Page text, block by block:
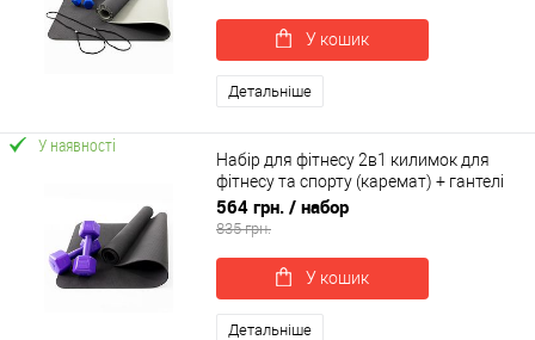
У кошик
Детальніше
У наявності
Набір для фітнесу 2в1 килимок для
фітнесу та спорту (каремат) + гантелі
2шт по 2 кг OSPORT Set 4 (n-0035)
564 грн. / набор
835 грн.
У кошик
Детальніше